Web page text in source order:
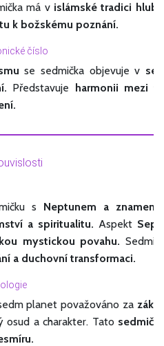
má v islámské tradici
k božskému poznání.
číslo
se sedmička objevuje v
Představuje harmonii mezi
s Neptunem a
a spiritualitu. Aspekt
mystickou povahu.
a duchovní transformaci.
planet považováno za
osud a charakter. Tato